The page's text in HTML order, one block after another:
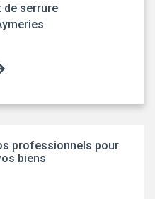
de serrure
professionnels pour
biens